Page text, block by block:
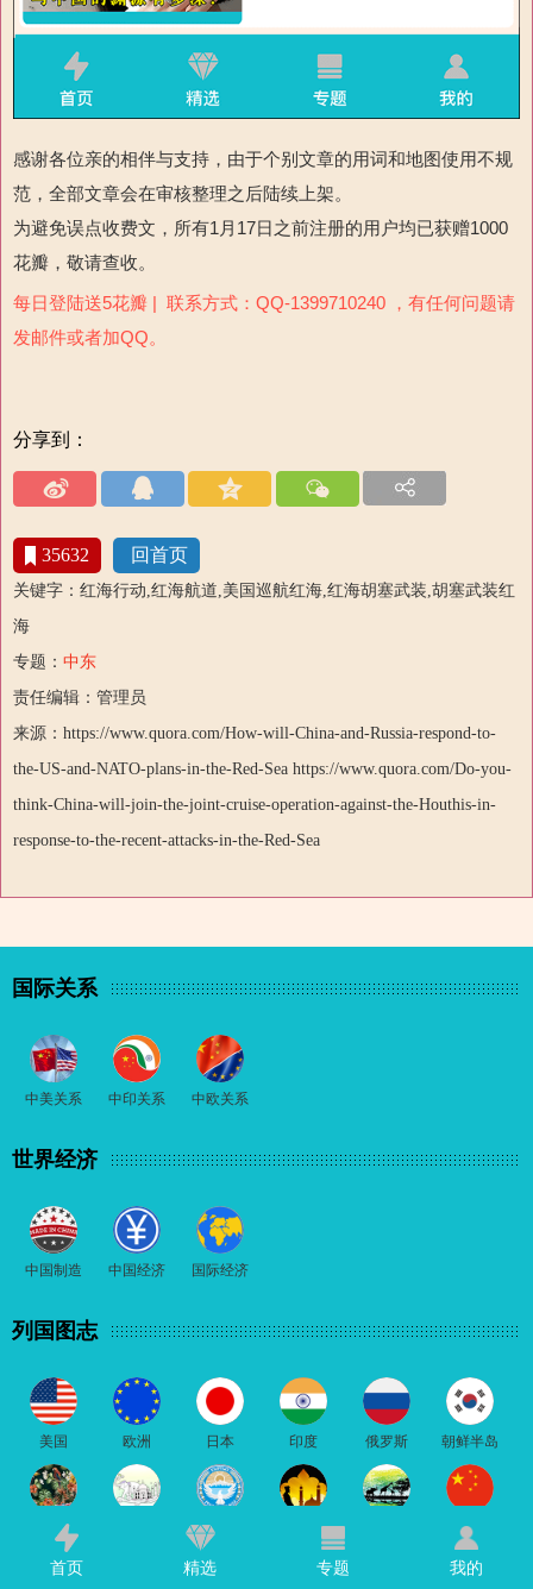
感谢各位亲的相伴与支持，由于个别文章的用词和地图使用不规
范，全部文章会在审核整理之后陆续上架。
为避免误点收费文，所有1月17日之前注册的用户均已获赠1000
花瓣，敬请查收。
每日登陆送5花瓣 | 联系方式：QQ-1399710240 ，有任何问题请
发邮件或者加QQ。
分享到：
35632 回首页
关键字：红海行动,红海航道,美国巡航红海,红海胡塞武装,胡塞武装红
海
专题： 中东
责任编辑：管理员
来源：https://www.quora.com/How-will-China-and-Russia-respond-to-
the-US-and-NATO-plans-in-the-Red-Sea https://www.quora.com/Do-you-
think-China-will-join-the-joint-cruise-operation-against-the-Houthis-in-
response-to-the-recent-attacks-in-the-Red-Sea
国际关系
中美关系 中印关系 中欧关系
世界经济
中国制造 中国经济 国际经济
列国图志
美国 欧洲 日本 印度 俄罗斯 朝鲜半岛
东南亚 中亚 中国
首页 精选 专题 我的